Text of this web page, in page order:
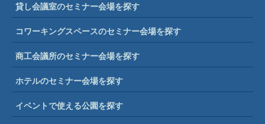
貸し会議室のセミナー会場を探す
コワーキングスペースのセミナー会場を探す
商工会議所のセミナー会場を探す
ホテルのセミナー会場を探す
イベントで使える公園を探す